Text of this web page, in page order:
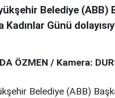
Belediye (ABB)
Günü
ÖZMEN / Kamera:
Belediye (ABB)